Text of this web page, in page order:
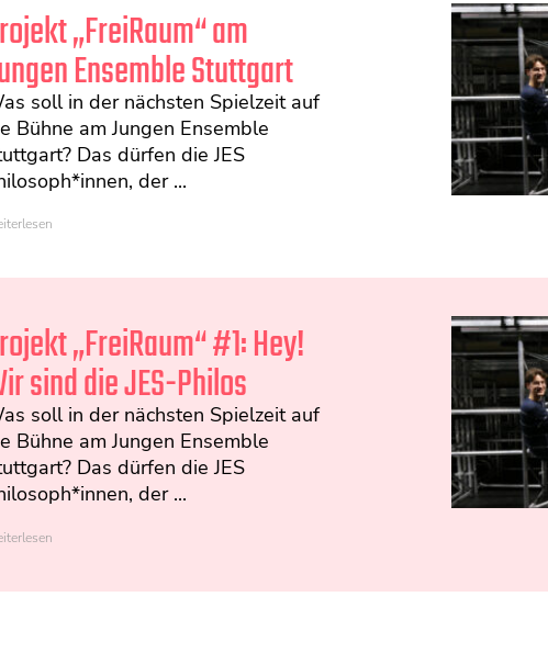
„FreiRaum“ am
Ensemble Stuttgart
soll in der nächsten Spielzeit auf
Bühne am Jungen Ensemble
Das dürfen die JES
der ...
„FreiRaum“ #1: Hey!
sind die JES-Philos
soll in der nächsten Spielzeit auf
Bühne am Jungen Ensemble
Das dürfen die JES
der ...